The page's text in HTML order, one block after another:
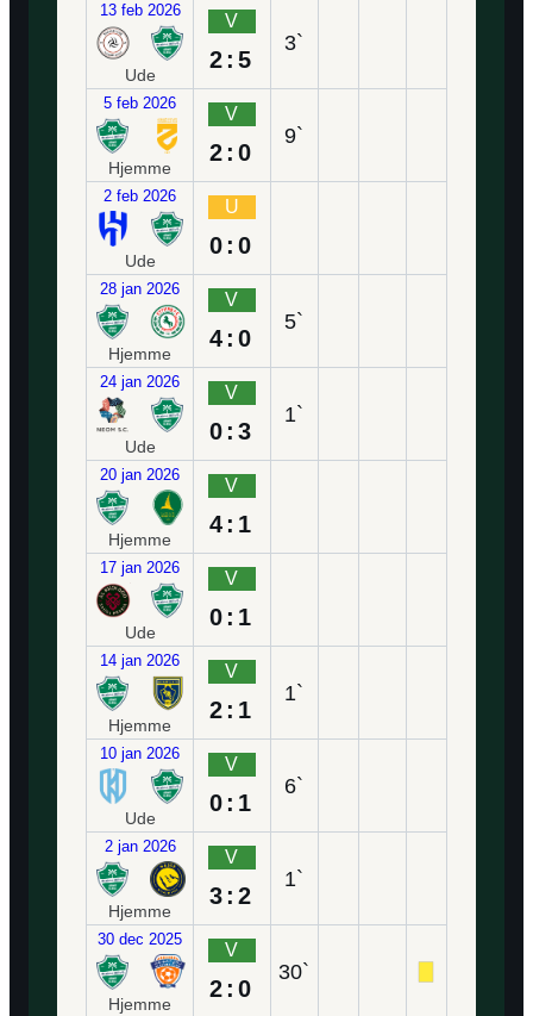
13 feb 2026
Ude
V
2:5
3`
5 feb 2026
Hjemme
V
2:0
9`
2 feb 2026
Ude
U
0:0
28 jan 2026
Hjemme
V
4:0
5`
24 jan 2026
Ude
V
0:3
1`
20 jan 2026
Hjemme
V
4:1
17 jan 2026
Ude
V
0:1
14 jan 2026
Hjemme
V
2:1
1`
10 jan 2026
Ude
V
0:1
6`
2 jan 2026
Hjemme
V
3:2
1`
30 dec 2025
Hjemme
V
2:0
30`